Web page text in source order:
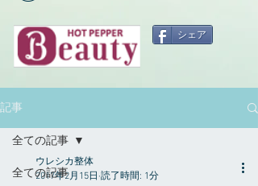
シェア
記事
全ての記事
全ての記事
ウレシカ整体
2017年2月15日 読了時間: 1分